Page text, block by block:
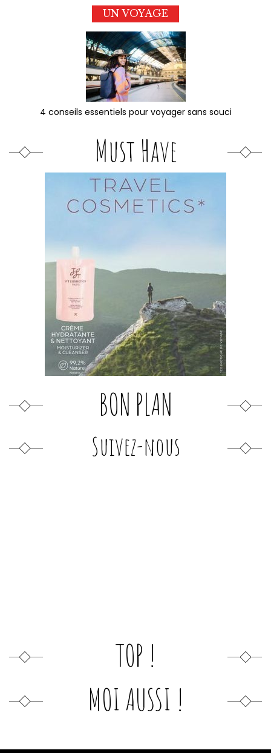
UN VOYAGE
4 conseils essentiels pour voyager sans souci
Must Have
BON PLAN
Suivez-nous
TOP !
MOI AUSSI !